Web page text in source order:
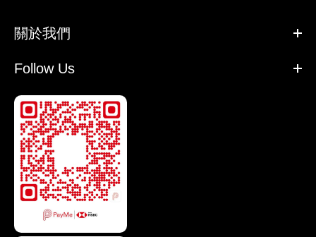
關於我們
Follow Us